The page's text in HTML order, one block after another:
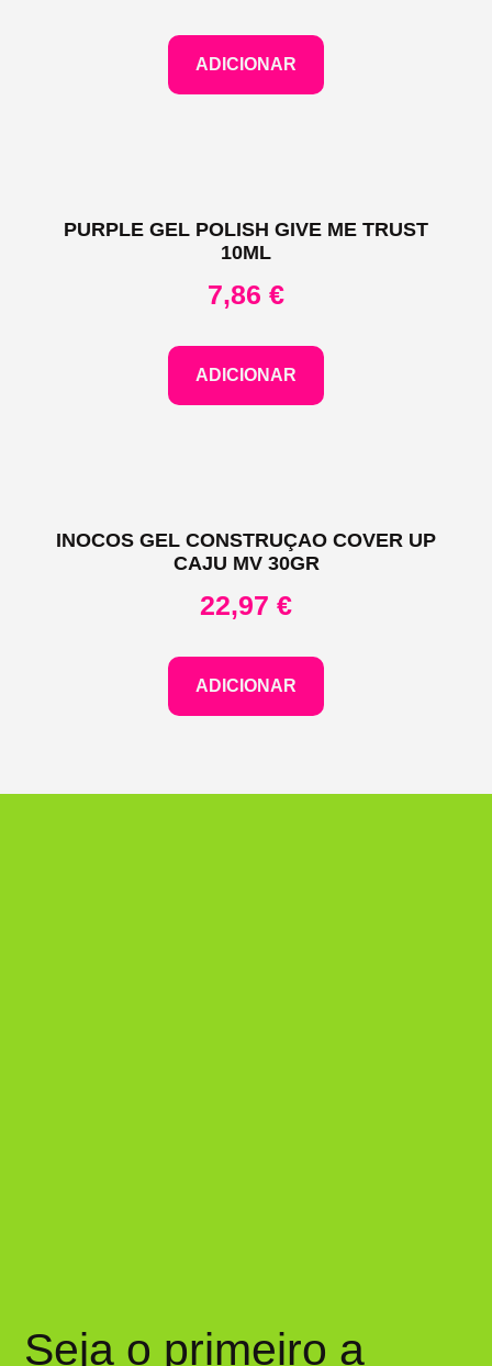
ADICIONAR
PURPLE GEL POLISH GIVE ME TRUST
10ML
7,86 €
ADICIONAR
INOCOS GEL CONSTRUÇAO COVER UP
CAJU MV 30GR
22,97 €
ADICIONAR
Seja o primeiro a